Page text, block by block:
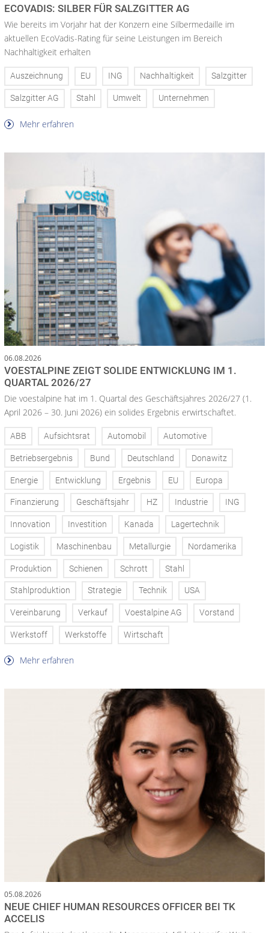
ECOVADIS: SILBER FÜR SALZGITTER AG
Wie bereits im Vorjahr hat der Konzern eine Silbermedaille im
aktuellen EcoVadis-Rating für seine Leistungen im Bereich
Nachhaltigkeit erhalten
Auszeichnung EU ING Nachhaltigkeit Salzgitter
Salzgitter AG Stahl Umwelt Unternehmen
Mehr erfahren
06.08.2026
VOESTALPINE ZEIGT SOLIDE ENTWICKLUNG IM 1.
QUARTAL 2026/27
Die voestalpine hat im 1. Quartal des Geschäftsjahres 2026/27 (1.
April 2026 – 30. Juni 2026) ein solides Ergebnis erwirtschaftet.
ABB Aufsichtsrat Automobil Automotive
Betriebsergebnis Bund Deutschland Donawitz
Energie Entwicklung Ergebnis EU Europa
Finanzierung Geschäftsjahr HZ Industrie ING
Innovation Investition Kanada Lagertechnik
Logistik Maschinenbau Metallurgie Nordamerika
Produktion Schienen Schrott Stahl
Stahlproduktion Strategie Technik USA
Vereinbarung Verkauf Voestalpine AG Vorstand
Werkstoff Werkstoffe Wirtschaft
Mehr erfahren
05.08.2026
NEUE CHIEF HUMAN RESOURCES OFFICER BEI TK
ACCELIS